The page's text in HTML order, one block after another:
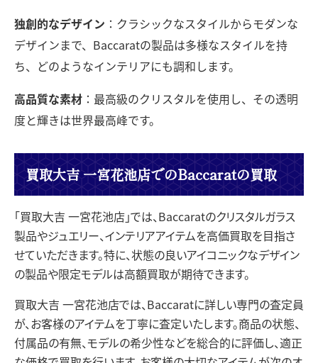
独創的なデザイン ：クラシックなスタイルからモダンな
デザインまで、Baccaratの製品は多様なスタイルを持
ち、どのようなインテリアにも調和します。
高品質な素材 ：最高級のクリスタルを使用し、その透明
度と輝きは世界最高峰です。
買取大吉 一宮花池店でのBaccaratの買取
「買取大吉 一宮花池店」では、Baccaratのクリスタルガラス
製品やジュエリー、インテリアアイテムを高価買取を目指さ
せていただきます。特に、状態の良いアイコニックなデザイン
の製品や限定モデルは高額買取が期待できます。
買取大吉 一宮花池店では、Baccaratに詳しい専門の査定員
が、お客様のアイテムを丁寧に査定いたします。商品の状態、
付属品の有無、モデルの希少性などを総合的に評価し、適正